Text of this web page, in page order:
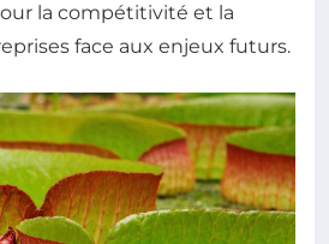
la compétitivité et la
face aux enjeux futurs.